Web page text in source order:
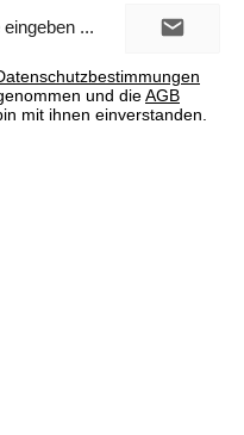
und dieAGB
mit ihnen einverstanden.